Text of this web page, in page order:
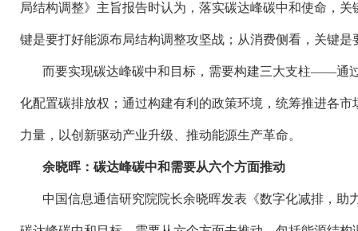
局结构调整》主旨报告时认为，落实碳达峰碳中和使命，
键是要打好能源布局结构调整攻坚战；从消费侧看，关键
而要实现碳达峰碳中和目标，需要构建三大支柱——通过
化配置碳排放权；通过构建有利的政策环境，统筹推进各
力量，以创新驱动产业升级、推动能源生产革命。
余晓晖：碳达峰碳中和需要从六个方面推动
中国信息通信研究院院长余晓晖发表《数字化减排，助